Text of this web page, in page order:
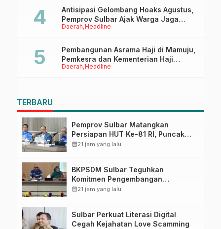
Daerah Headline
Antisipasi Gelombang Hoaks Agustus,
Pemprov Sulbar Ajak Warga Jaga
Ruang Digital
Daerah Headline
Pembangunan Asrama Haji di Mamuju,
Pemkesra dan Kementerian Haji
Sulbar Tinjau Lokasi
TERBARU
Pemprov Sulbar Matangkan
Persiapan HUT Ke-81 RI, Puncak
Upacara di Lapangan Ahmad
calendar_month21 jam yang lalu
BKPSDM Sulbar Teguhkan
Komitmen Pengembangan
Kompetensi ASN melalui
calendar_month21 jam yang lalu
Sulbar Perkuat Literasi Digital
Cegah Kejahatan Love Scamming